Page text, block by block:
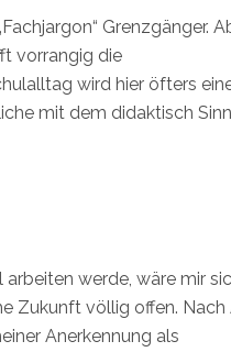
Grenzgänger.
vorrangig die
wird hier öfters
mit dem didaktisch
werde, wäre mir
Zukunft völlig offen. Nach
Anerkennung als